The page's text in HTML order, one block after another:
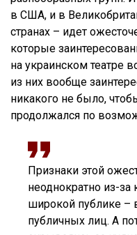
в США, и в
странах – идет
которые
на украинском театре
из них вообще
никакого не было,
продолжался по
Признаки этой
неоднократно из-
широкой публике –
публичных лиц. А